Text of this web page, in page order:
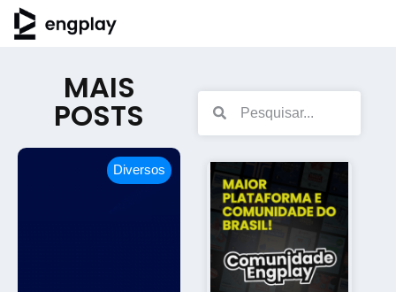
MAIS
POSTS
Diversos